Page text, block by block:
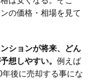
の価格・相場を見て
ションが将来、どん
想しやすい。 例えば
後に売却する事にな